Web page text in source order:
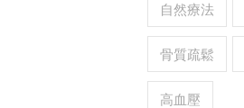
自然療法
骨質疏鬆
高血壓